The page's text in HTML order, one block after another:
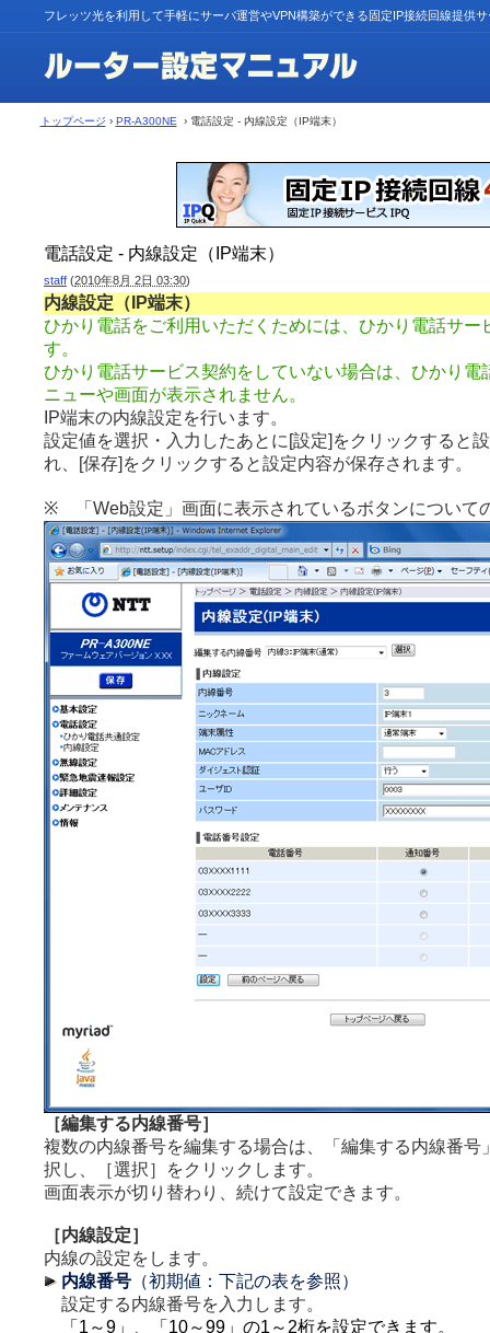
フレッツ光を利用して手軽にサーバ運営やVPN構築ができる固定IP接続回線提供
トップページ › PR-A300NE › 電話設定 - 内線設定（IP端末）
電話設定 - 内線設定（IP端末）
staff (2010年8月 2日 03:30)
内線設定（IP端末）
ひかり電話をご利用いただくためには、ひかり電話サー
す。
ひかり電話サービス契約をしていない場合は、ひかり電
ニューや画面が表示されません。
IP端末の内線設定を行います。
設定値を選択・入力したあとに[設定]をクリックすると
れ、[保存]をクリックすると設定内容が保存されます。
※ 「Web設定」画面に表示されているボタンについて
［編集する内線番号］
複数の内線番号を編集する場合は、「編集する内線番号
択し、［選択］をクリックします。
画面表示が切り替わり、続けて設定できます。
［内線設定］
内線の設定をします。
内線番号 （初期値：下記の表を参照）
設定する内線番号を入力します。
「1～9」、「10～99」の1～2桁を設定できます。